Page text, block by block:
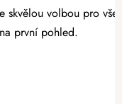
skvělou volbou pro
první pohled.